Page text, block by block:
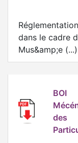
dans le cadre
Mus&amp;e (...)
BOI
des